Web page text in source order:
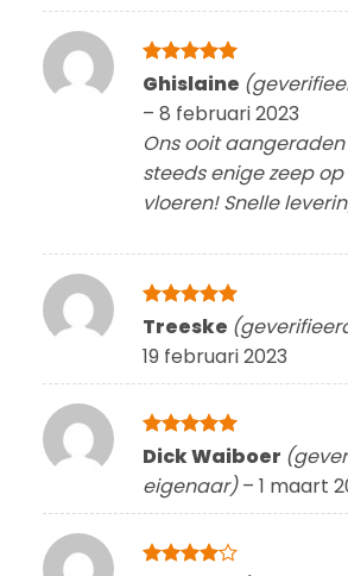
Gewaardeerd
Ghislaine
– 8 februari 2023
Ons ooit
steeds enige zeep
vloeren! Snelle
Gewaardeerd
Treeske
19 februari 2023
Gewaardeerd
Dick Waiboer
eigenaar) – 1 maart